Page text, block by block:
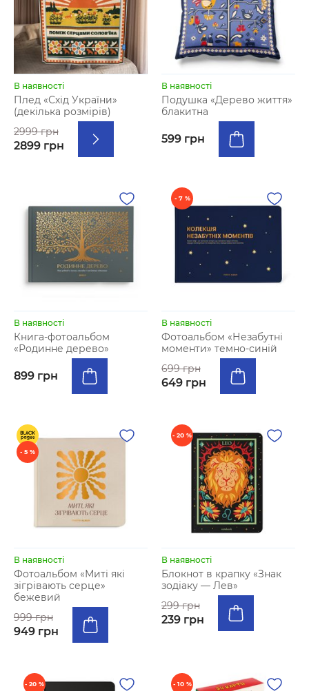
В наявності
Плед «Схід України»
(декілька розмірів)
2999 грн
2899 грн
В наявності
Подушка «Дерево життя»
блакитна
599 грн
В наявності
Книга-фотоальбом
«Родинне дерево»
899 грн
- 7 %
В наявності
Фотоальбом «Незабутні
моменти» темно-синій
699 грн
649 грн
- 5 %
В наявності
Фотоальбом «Миті які
зігрівають серце»
бежевий
999 грн
949 грн
- 20 %
В наявності
Блокнот в крапку «Знак
зодіаку — Лев»
299 грн
239 грн
- 20 % - 10 %